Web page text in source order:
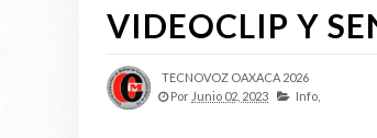
VIDEOCLIP Y
TECNOVOZ OAXACA 2026
Por Junio 02, 2023 Info,